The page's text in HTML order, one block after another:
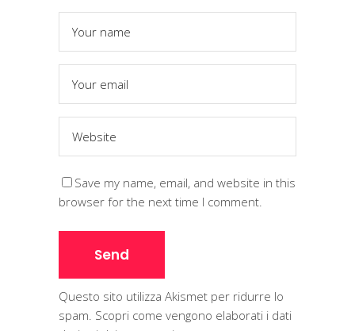
Save my name, email, and website in this
browser for the next time I comment.
Questo sito utilizza Akismet per ridurre lo
spam. Scopri come vengono elaborati i dati